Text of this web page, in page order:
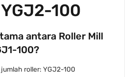
100
antara Roller Mill
100?
roller: YGJ2-100